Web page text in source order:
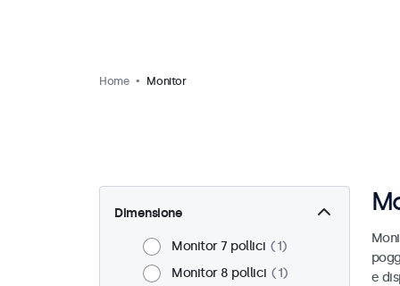
Home Monitor
Dimensione
Monitor 7 pollici
1
Monitor 8 pollici
1
e